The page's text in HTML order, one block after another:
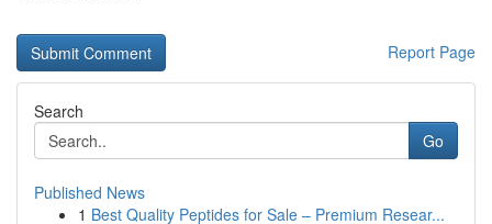
Report Page
Search
Go
Published News
1 Best Quality Peptides for Sale – Premium Resear...